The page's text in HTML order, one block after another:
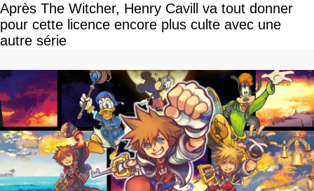
Après The Witcher, Henry Cavill va tout donner
pour cette licence encore plus culte avec une
autre série